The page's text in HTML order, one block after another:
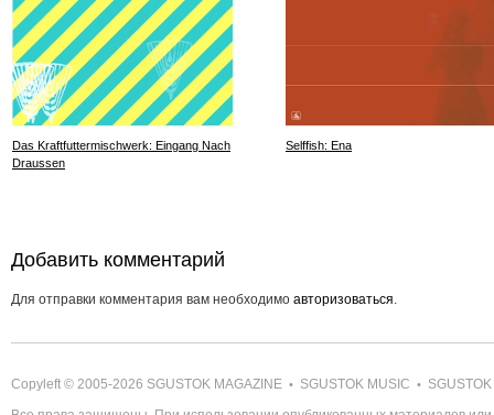
Das Kraftfuttermischwerk: Eingang Nach
Draussen
Selffish: Ena
Добавить комментарий
Для отправки комментария вам необходимо авторизоваться.
Copyleft © 2005-2026 SGUSTOK MAGAZINE • SGUSTOK MUSIC •